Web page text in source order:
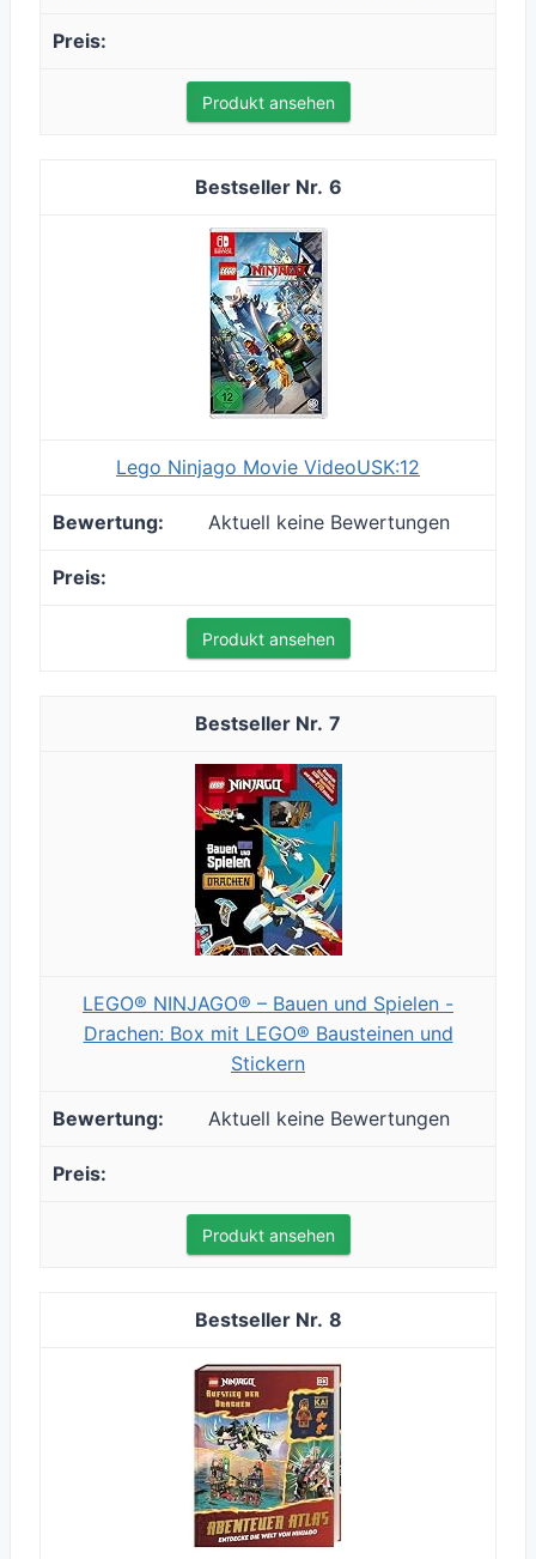
Produkt ansehen
6
Lego Ninjago Movie VideoUSK:12
Aktuell keine Bewertungen
Produkt ansehen
7
LEGO® NINJAGO® – Bauen und Spielen -
Drachen: Box mit LEGO® Bausteinen und
Stickern
Aktuell keine Bewertungen
Produkt ansehen
8